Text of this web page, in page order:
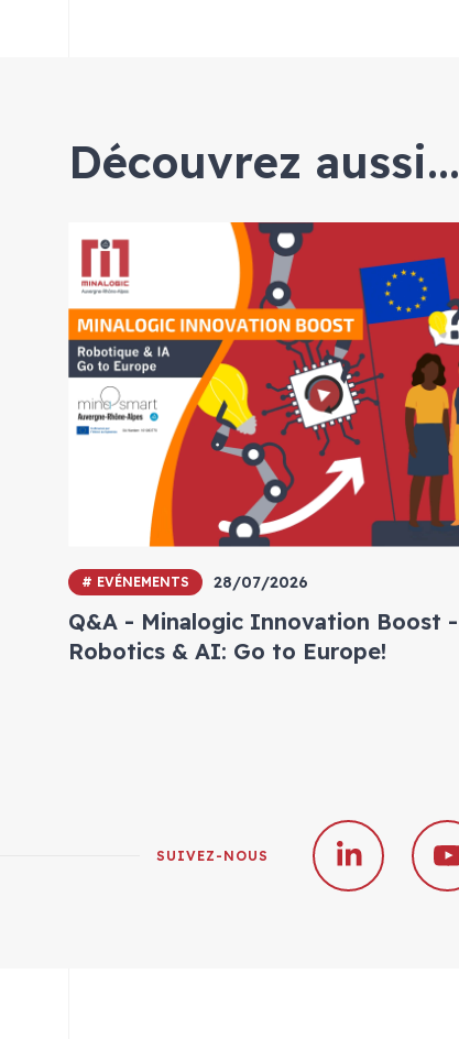
Découvrez aussi...
# EVÉNEMENTS 28/07/2026
Q&A - Minalogic Innovation Boost -
Robotics & AI: Go to Europe!
SUIVEZ-NOUS